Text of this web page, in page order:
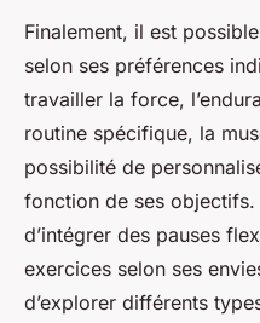
Finalement, il est
selon ses préférences
travailler la force,
routine spécifique, la
possibilité de
fonction de ses
d’intégrer des pauses
exercices selon ses
d’explorer différents